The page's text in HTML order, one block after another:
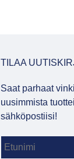
TILAA
Saat parhaat
uusimmista
sähköpostiisi!